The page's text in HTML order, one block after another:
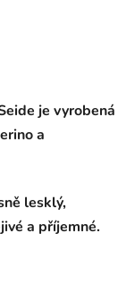
je vyrobená
a
lesklý,
a příjemné.